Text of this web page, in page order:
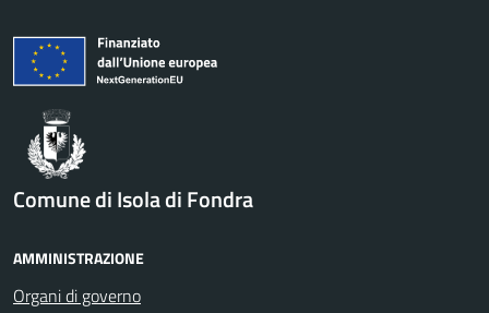
Comune di Isola di Fondra
AMMINISTRAZIONE
Organi di governo